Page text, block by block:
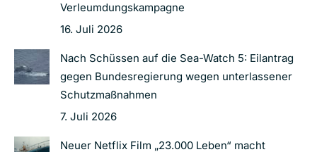
Verleumdungskampagne
16. Juli 2026
Nach Schüssen auf die Sea-Watch 5: Eilantrag
gegen Bundesregierung wegen unterlassener
Schutzmaßnahmen
7. Juli 2026
Neuer Netflix Film „23.000 Leben“ macht